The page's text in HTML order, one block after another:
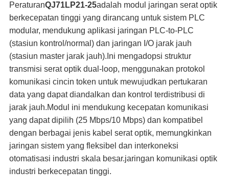
PeraturanQJ71LP21-25adalah modul jaringan serat optik
berkecepatan tinggi yang dirancang untuk sistem PLC
modular, mendukung aplikasi jaringan PLC-to-PLC
(stasiun kontrol/normal) dan jaringan I/O jarak jauh
(stasiun master jarak jauh).Ini mengadopsi struktur
transmisi serat optik dual-loop, menggunakan protokol
komunikasi cincin token untuk mewujudkan pertukaran
data yang dapat diandalkan dan kontrol terdistribusi di
jarak jauh.Modul ini mendukung kecepatan komunikasi
yang dapat dipilih (25 Mbps/10 Mbps) dan kompatibel
dengan berbagai jenis kabel serat optik, memungkinkan
jaringan sistem yang fleksibel dan interkoneksi
otomatisasi industri skala besar.jaringan komunikasi optik
industri berkecepatan tinggi.